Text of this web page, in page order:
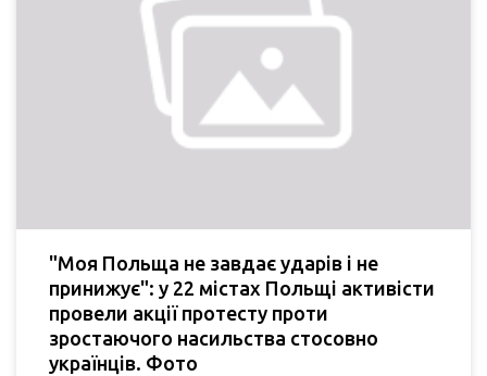
"Моя Польща не завдає ударів і не
принижує": у 22 містах Польщі активісти
провели акції протесту проти
зростаючого насильства стосовно
українців. Фото